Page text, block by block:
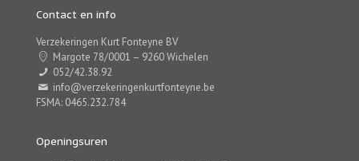
Contact en info
Verzekeringen Kurt Fonteyne BV
Margote 78/0001 – 9260 Wichelen
052/42.38.92
info@verzekeringenkurtfonteyne.be
FSMA: 0465.232.784
Openingsuren